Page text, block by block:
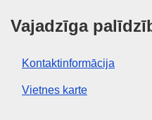
Vajadzīga
Kontaktinformācija
Vietnes karte